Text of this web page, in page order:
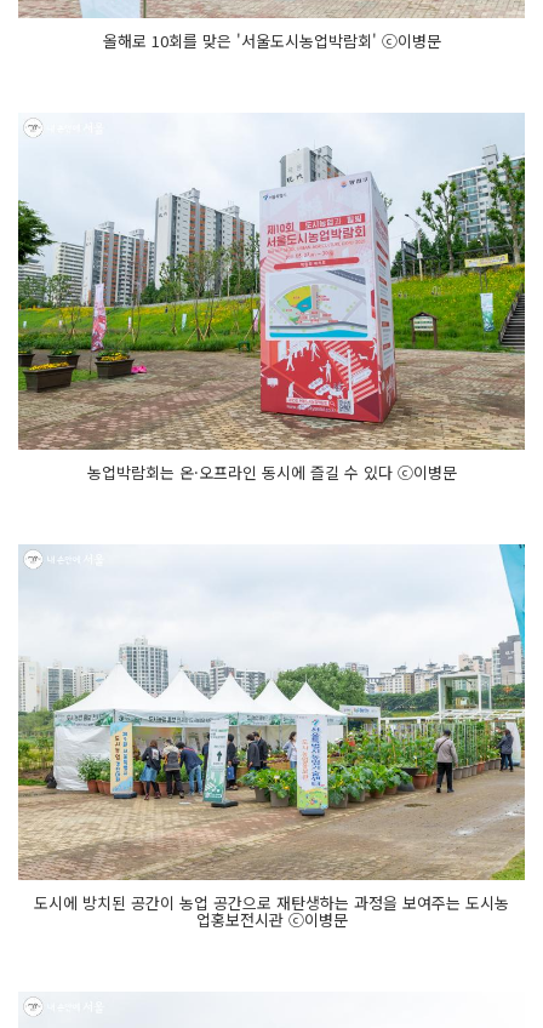
올해로 10회를 맞은 '서울도시농업박람회' ⓒ이병문
농업박람회는 온·오프라인 동시에 즐길 수 있다 ⓒ이병문
도시에 방치된 공간이 농업 공간으로 재탄생하는 과정을 보여주는 도시농
업홍보전시관 ⓒ이병문